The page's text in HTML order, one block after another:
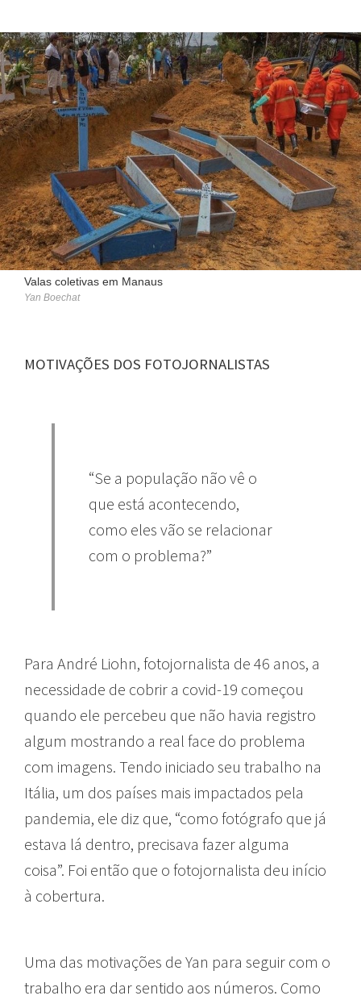
Valas coletivas em Manaus
Yan Boechat
MOTIVAÇÕES DOS FOTOJORNALISTAS
“Se a população não vê o
que está acontecendo,
como eles vão se relacionar
com o problema?”
Para André Liohn, fotojornalista de 46 anos, a
necessidade de cobrir a covid-19 começou
quando ele percebeu que não havia registro
algum mostrando a real face do problema
com imagens. Tendo iniciado seu trabalho na
Itália, um dos países mais impactados pela
pandemia, ele diz que, “como fotógrafo que já
estava lá dentro, precisava fazer alguma
coisa”. Foi então que o fotojornalista deu início
à cobertura.
Uma das motivações de Yan para seguir com o
trabalho era dar sentido aos números. Como